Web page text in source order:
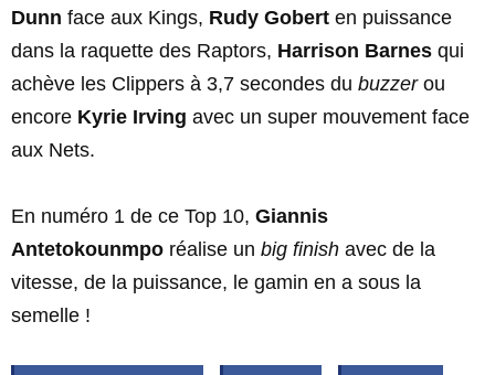
Dunn face aux Kings, Rudy Gobert en puissance
dans la raquette des Raptors, Harrison Barnes qui
achève les Clippers à 3,7 secondes du buzzerou
encore Kyrie Irving avec un super mouvement face
aux Nets.
En numéro 1 de ce Top 10, Giannis
Antetokounmpo réalise un big finish avec de la
vitesse, de la puissance, le gamin en a sous la
semelle !